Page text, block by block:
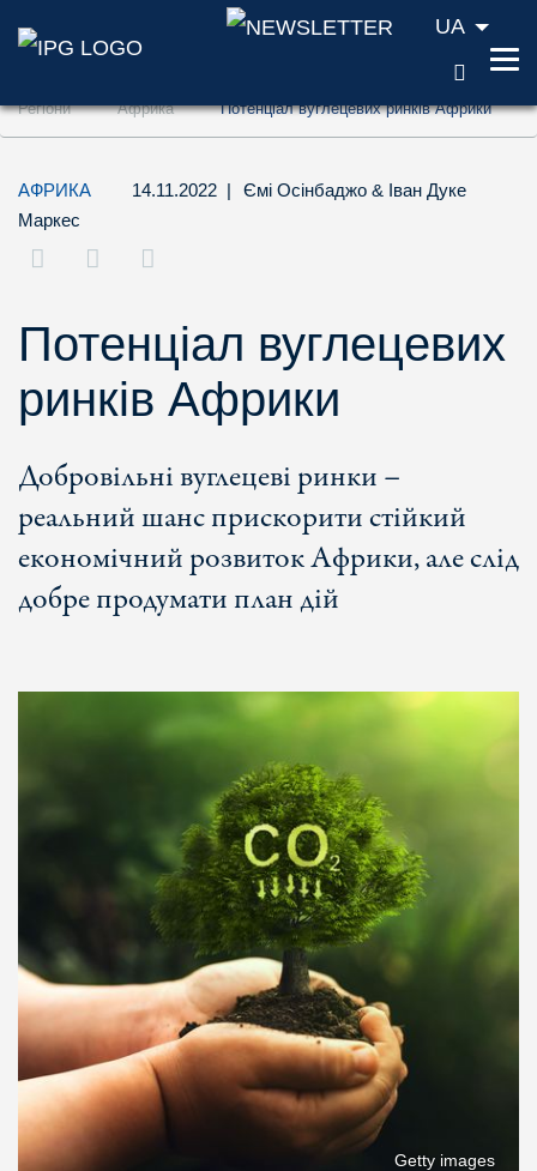
Перейти до змісту (ключ доступу '1')
Перейти до пошуку (ключ доступу '2')
Перейти до навігації (ключ доступу '3')
UA
Регіони Африка Потенціал вуглецевих ринків Африки
АФРИКА 14.11.2022 | Ємі Осінбаджо & Іван Дуке
Маркес
Потенціал вуглецевих
ринків Африки
Добровільні вуглецеві ринки –
реальний шанс прискорити стійкий
економічний розвиток Африки, але слід
добре продумати план дій
Getty images